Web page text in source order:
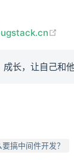
成长，让自己和
搞中间件开发？